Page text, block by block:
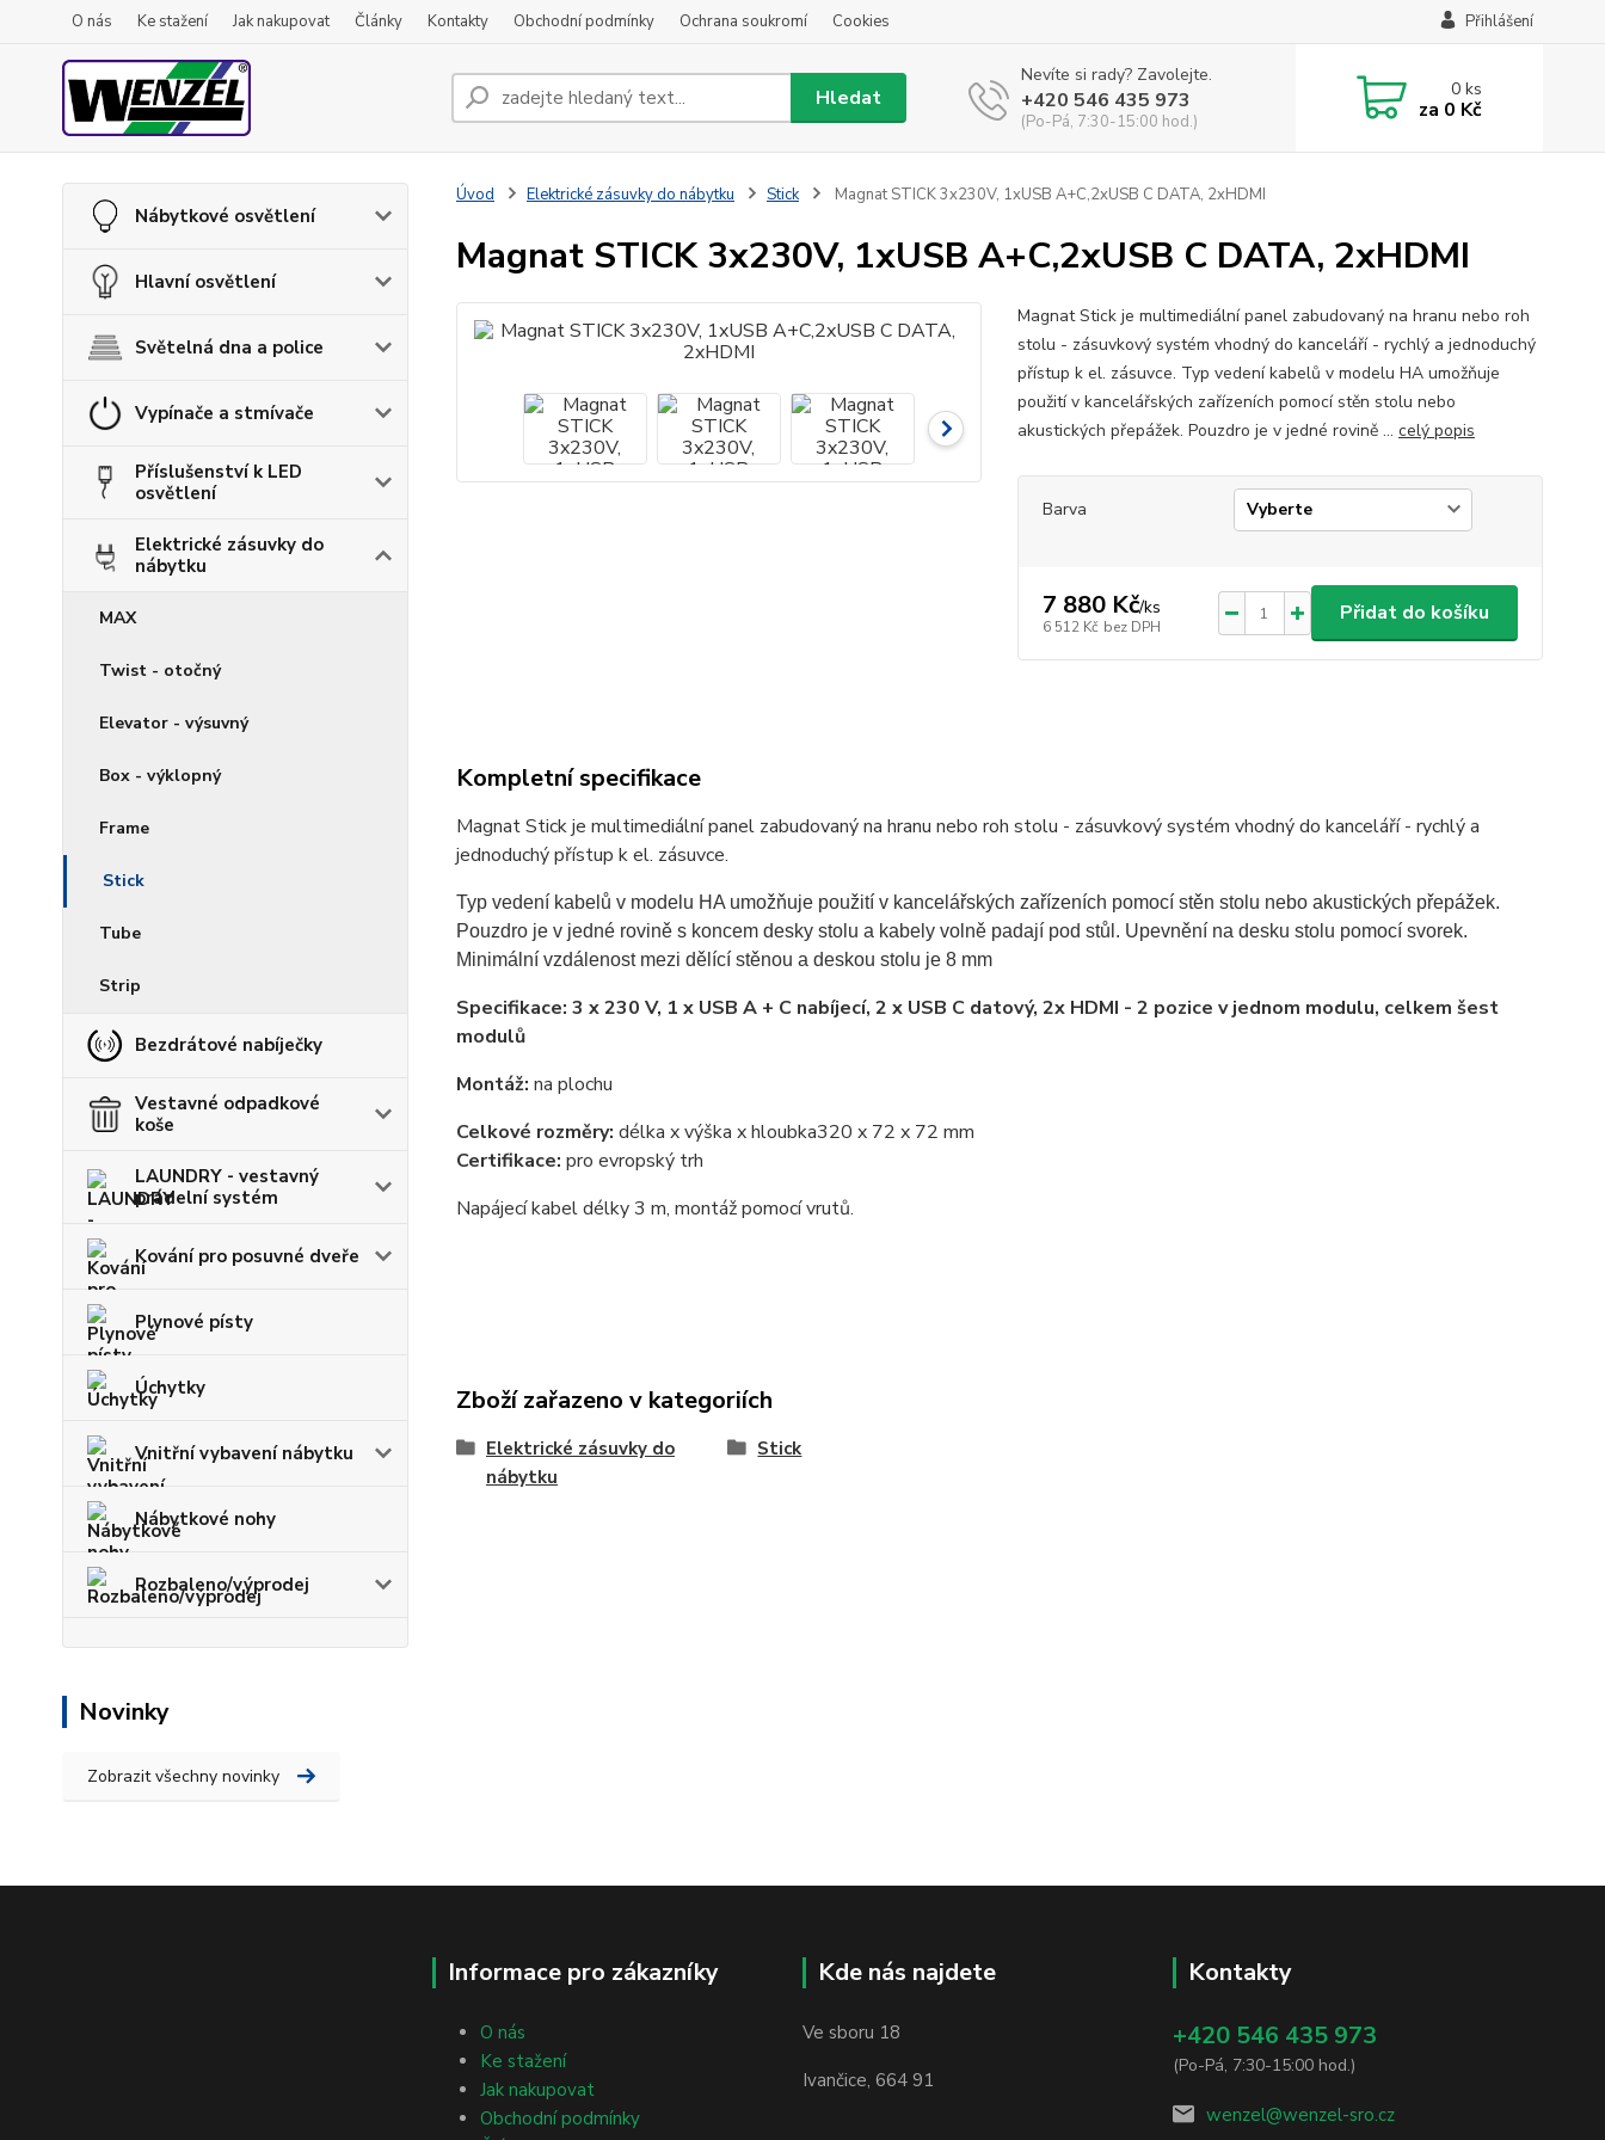
O nás Ke stažení Jak nakupovat Články Kontakty Obchodní podmínky Ochrana soukromí Cookies Přihlášení
Hledat
Nevíte si rady? Zavolejte.
+420 546 435 973
(Po-Pá, 7:30-15:00 hod.)
0ks
za 0 Kč
Nábytkové osvětlení
Hlavní osvětlení
Světelná dna a police
Vypínače a stmívače
Příslušenství k LED
osvětlení
Elektrické zásuvky do
nábytku
MAX
Twist - otočný
Elevator - výsuvný
Box - výklopný
Frame
Stick
Tube
Strip
Bezdrátové nabíječky
Vestavné odpadkové
koše
LAUNDRY - vestavný
prádelní systém
Kování pro posuvné dveře
Plynové písty
Úchytky
Vnitřní vybavení nábytku
Nábytkové nohy
Rozbaleno/výprodej
Novinky
Zobrazit všechny novinky
Úvod Elektrické zásuvky do nábytku Stick Magnat STICK 3x230V, 1xUSB A+C,2xUSB C DATA, 2xHDMI
Magnat STICK 3x230V, 1xUSB A+C,2xUSB C DATA, 2xHDMI
Magnat Stick je multimediální panel zabudovaný na hranu nebo roh
stolu - zásuvkový systém vhodný do kanceláří - rychlý a jednoduchý
přístup k el. zásuvce. Typ vedení kabelů v modelu HA umožňuje
použití v kancelářských zařízeních pomocí stěn stolu nebo
akustických přepážek. Pouzdro je v jedné rovině ... celý popis
Barva
7 880 Kč/ks
6 512 Kč bez DPH
Přidat do košíku
Kompletní specifikace
Magnat Stick je multimediální panel zabudovaný na hranu nebo roh stolu - zásuvkový systém vhodný do kanceláří - rychlý a
jednoduchý přístup k el. zásuvce.
Typ vedení kabelů v modelu HA umožňuje použití v kancelářských zařízeních pomocí stěn stolu nebo akustických přepážek.
Pouzdro je v jedné rovině s koncem desky stolu a kabely volně padají pod stůl. Upevnění na desku stolu pomocí svorek.
Minimální vzdálenost mezi dělící stěnou a deskou stolu je 8 mm
Specifikace: 3 x 230 V, 1 x USB A + C nabíjecí, 2 x USB C datový, 2x HDMI - 2 pozice v jednom modulu, celkem šest
modulů
Montáž: na plochu
Celkové rozměry: délka x výška x hloubka320 x 72 x 72 mm
Certifikace: pro evropský trh
Napájecí kabel délky 3 m, montáž pomocí vrutů.
Zboží zařazeno v kategoriích
Elektrické zásuvky do
nábytku
Stick
Informace pro zákazníky
O nás
Ke stažení
Jak nakupovat
Obchodní podmínky
Kde nás najdete
Ve sboru 18
Ivančice, 664 91
Kontakty
+420 546 435 973
(Po-Pá, 7:30-15:00 hod.)
wenzel@wenzel-sro.cz